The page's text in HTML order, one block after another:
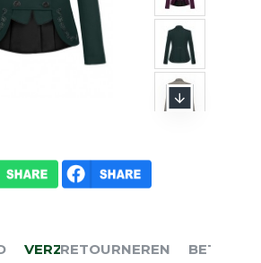
VERZENDEN
RETOURNEREN BETALEN